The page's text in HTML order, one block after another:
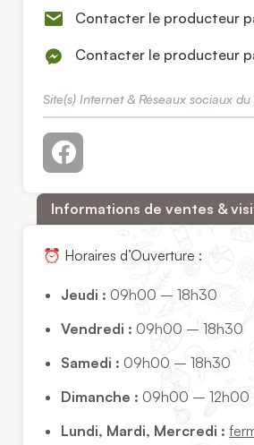
Contacter le producteur
Contacter le producteur
Site(s) Internet & Réseaux sociaux
Informations de ventes &
⏰ Horaires d’Ouverture :
Jeudi : 09h00 – 18h30
Vendredi : 09h00 – 18h30
Samedi : 09h00 – 18h30
Dimanche : 09h00 – 12h00
Lundi, Mardi, Mercredi :